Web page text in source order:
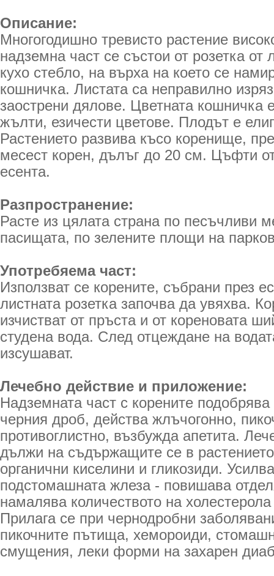
Описание:
Многогодишно тревисто растение
надземна част се състои от розетка от
кухо стебло, на върха на което се
кошничка. Листата са неправилно
заострени дялове. Цветната кошничка
жълти, езичести цветове. Плодът е
Растението развива късо коренище,
месест корен, дълъг до 20 см. Цъфти
есента.
Разпространение:
Расте из цялата страна по песъчливи
пасищата, по зелените площи на
Употребяема част:
Използват се корените, събрани през
листната розетка започва да увяхва.
изчистват от пръста и от кореновата
студена вода. След отцеждане на
изсушават.
Лечебно действие и приложение:
Надземната част с корените
черния дроб, действа жлъчогонно,
противоглистно, възбужда апетита.
дължи на съдържащите се в
органични киселини и гликозиди.
подстомашната жлеза - повишава
намалява количеството на
Прилага се при чернодробни
пикочните пътища, хемороиди,
смущения, леки форми на захарен